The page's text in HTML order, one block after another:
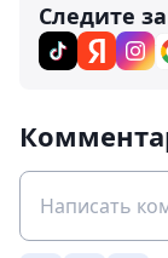
Следите